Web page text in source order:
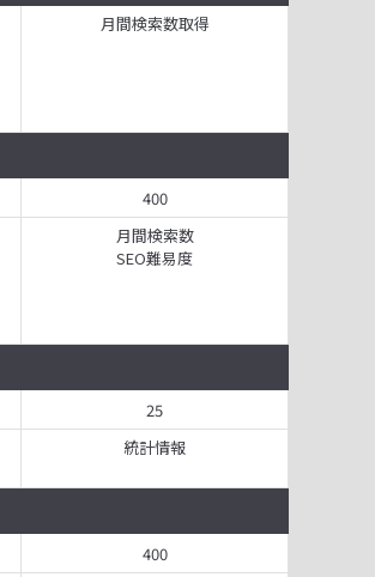
月間検索数取得
400
月間検索数
SEO難易度
25
統計情報
400